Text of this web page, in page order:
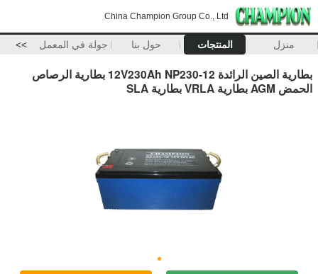
China Champion Group Co., Ltd
منزل المنتجات حول بنا جولة في المعمل >>
بطارية الصين الرائدة 12V230Ah NP230-12 بطارية الرصاص
الحمض AGM بطارية VRLA بطارية SLA